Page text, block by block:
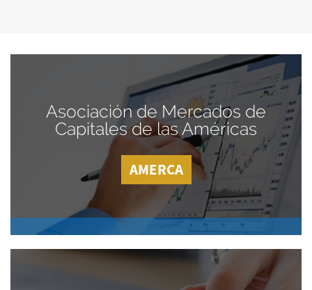
Asociación de Mercados de
Capitales de las Américas
AMERCA